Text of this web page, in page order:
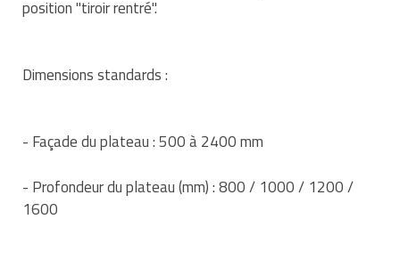
Tuyau renforcé
Matériel de fitness
Vêtement sportif
Réfrigérateur professionnel
Rôtisserie professionnelle
Table de cuisson professionnelle
position "tiroir rentré".
Dimensions standards :
- Façade du plateau : 500 à 2400 mm
- Profondeur du plateau (mm) : 800 / 1000 / 1200 /
1600